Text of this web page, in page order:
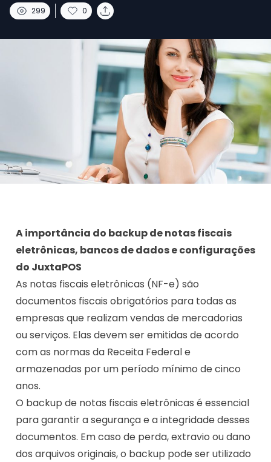
299 0
A importância do backup de notas fiscais
eletrônicas, bancos de dados e configurações
do JuxtaPOS
As notas fiscais eletrônicas (NF-e) são
documentos fiscais obrigatórios para todas as
empresas que realizam vendas de mercadorias
ou serviços. Elas devem ser emitidas de acordo
com as normas da Receita Federal e
armazenadas por um período mínimo de cinco
anos.
O backup de notas fiscais eletrônicas é essencial
para garantir a segurança e a integridade desses
documentos. Em caso de perda, extravio ou dano
dos arquivos originais, o backup pode ser utilizado